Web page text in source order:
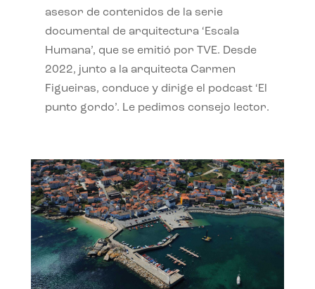
asesor de contenidos de la serie
documental de arquitectura ‘Escala
Humana’, que se emitió por TVE. Desde
2022, junto a la arquitecta Carmen
Figueiras, conduce y dirige el podcast ‘El
punto gordo’. Le pedimos consejo lector.